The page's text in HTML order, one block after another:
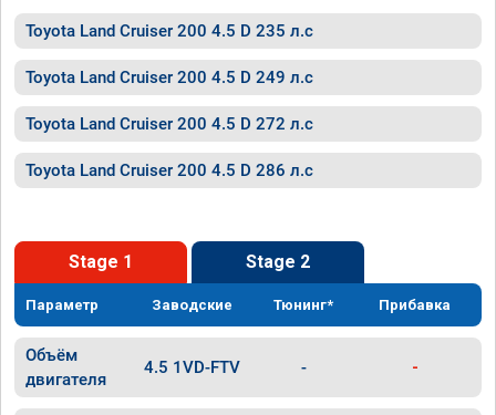
Toyota Land Cruiser 200 4.5 D 235 л.с
Toyota Land Cruiser 200 4.5 D 249 л.с
Toyota Land Cruiser 200 4.5 D 272 л.с
Toyota Land Cruiser 200 4.5 D 286 л.с
Stage 1 Stage 2
Параметр Заводские Тюнинг* Прибавка
Объём
двигателя
4.5 1VD-FTV - -